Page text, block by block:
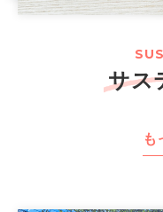
サス
も